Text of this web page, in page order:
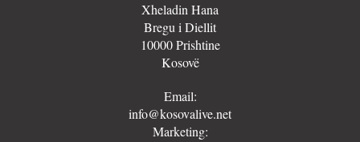
Xheladin Hana
Bregu i Diellit
10000 Prishtine
Kosovë
Email:
info@kosovalive.net
Marketing: